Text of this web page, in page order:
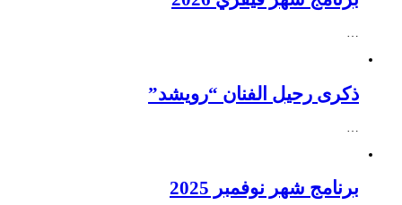
…
ذكرى رحيل الفنان “رويشد”
…
برنامج شهر نوفمبر 2025